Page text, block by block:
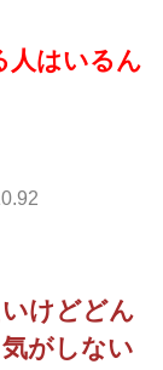
人はいるん
けどどん
がしない